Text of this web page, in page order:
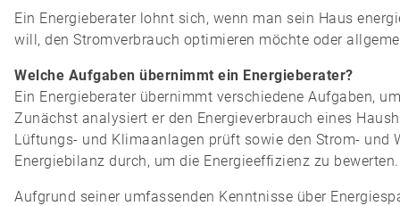
Ein Energieberater lohnt sich, wenn man sein Haus
will, den Stromverbrauch optimieren möchte oder
Welche Aufgaben übernimmt ein Energieberater?
Ein Energieberater übernimmt verschiedene Aufgaben,
Zunächst analysiert er den Energieverbrauch eines
Lüftungs- und Klimaanlagen prüft sowie den Strom- und
Energiebilanz durch, um die Energieeffizienz zu bewerten.
Aufgrund seiner umfassenden Kenntnisse über